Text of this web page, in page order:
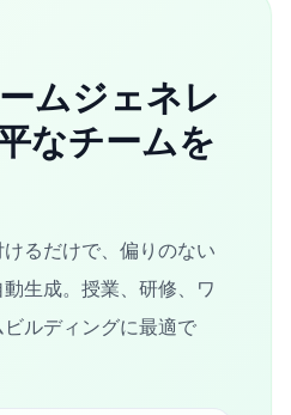
ムジェネレ
なチームを
るだけで、偏りのない
生成。授業、研修、ワ
ルディングに最適で